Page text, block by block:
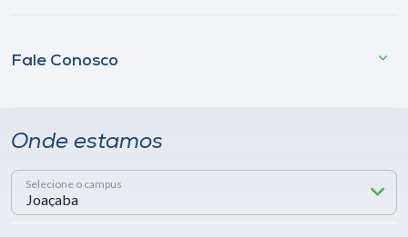
Fale Conosco
Onde estamos
Selecione o campus